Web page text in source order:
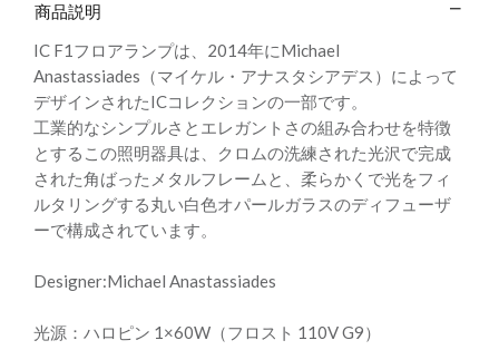
商品説明
IC F1フロアランプは、2014年にMichael
Anastassiades（マイケル・アナスタシアデス）によって
デザインされたICコレクションの一部です。
工業的なシンプルさとエレガントさの組み合わせを特徴
とするこの照明器具は、クロムの洗練された光沢で完成
された角ばったメタルフレームと、柔らかくで光をフィ
ルタリングする丸い白色オパールガラスのディフューザ
ーで構成されています。
Designer:Michael Anastassiades
光源：ハロピン 1×60W（フロスト 110V G9）